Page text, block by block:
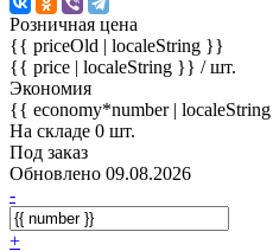
Розничная цена
{{ priceOld | localeString }}
{{ price | localeString }} / шт.
Экономия
{{ economy*number |
На складе 0 шт.
Под заказ
Обновлено 09.08.2026
-
+